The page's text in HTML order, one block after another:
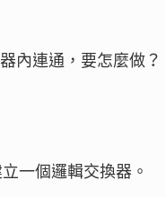
內連通，要怎麼做？
一個邏輯交換器。